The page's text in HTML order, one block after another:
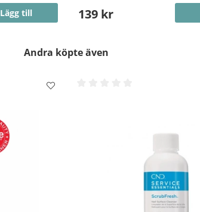
Lägg till 139 kr
Andra köpte även